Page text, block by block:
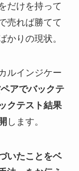
だけを持って
売れば勝てて
かりの現状。
ルインジケー
アでバックテ
クテスト結果
します。
いたことをベ